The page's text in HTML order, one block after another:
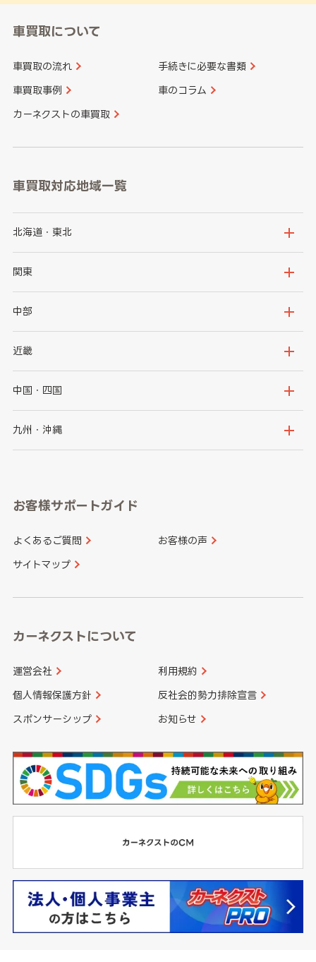
車買取について
車買取の流れ 手続きに必要な書類
車買取事例 車のコラム
カーネクストの車買取
車買取対応地域一覧
北海道・東北
北海道
岩手県
秋田県
関東
茨城県
群馬県
千葉県
神奈川県
中部
新潟県
石川県
山梨県
愛知県
近畿
大阪府
京都府
和歌山県
中国・四国
鳥取県
山口県
香川県 愛媛県
九州・沖縄
長崎県
大分県 宮崎県
お客様サポートガイド
よくあるご質問 お客様の声
サイトマップ
カーネクストについて
運営会社 利用規約
個人情報保護方針 反社会的勢力排除宣言
スポンサーシップ お知らせ